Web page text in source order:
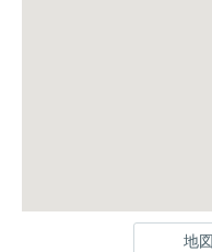
地